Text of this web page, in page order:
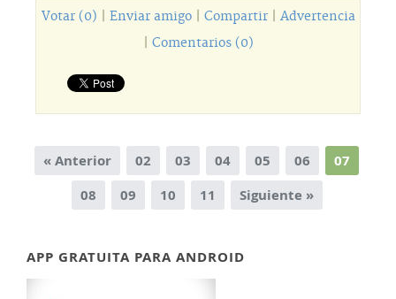
Votar (0) Enviar amigo| Compartir| Advertencia
Comentarios (0)
« Anterior 02 03 04 05 06
07
08
09 10 11 Siguiente »
APP GRATUITA PARA ANDROID